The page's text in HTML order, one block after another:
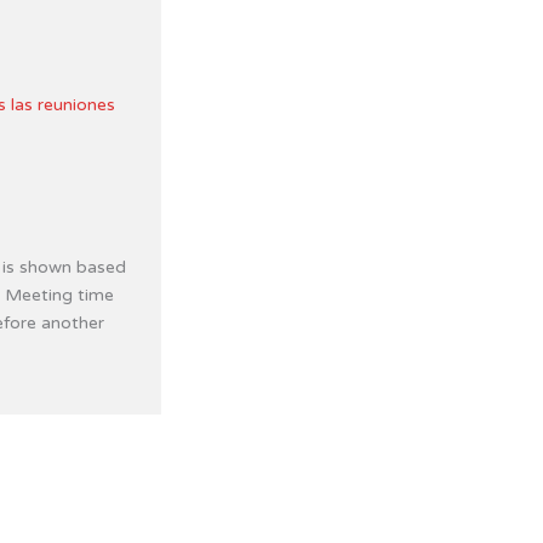
las reuniones
shown based
Meeting time
another